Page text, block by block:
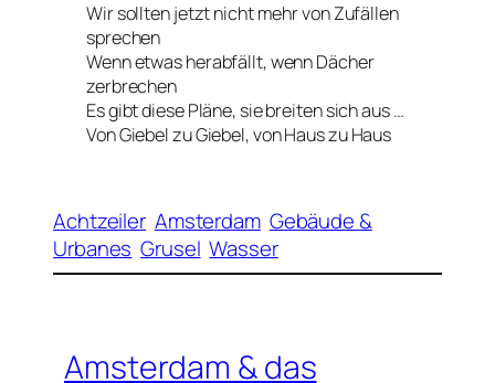
Wir sollten jetzt nicht mehr von Zufällen
sprechen
Wenn etwas herabfällt, wenn Dächer
zerbrechen
Es gibt diese Pläne, sie breiten sich aus …
Von Giebel zu Giebel, von Haus zu Haus
Achtzeiler Amsterdam Gebäude &
Urbanes Grusel Wasser
Amsterdam & das